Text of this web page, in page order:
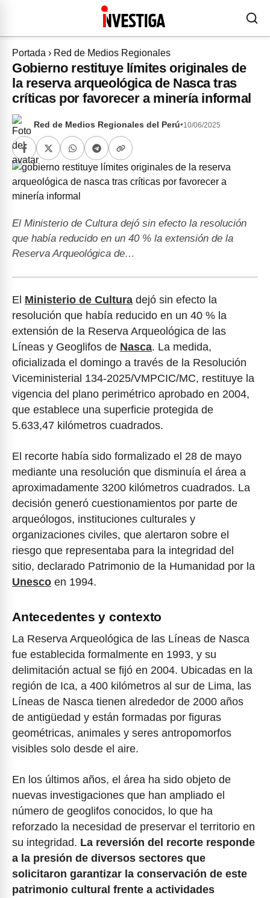
Portada › Red de Medios Regionales
Gobierno restituye límites originales de
la reserva arqueológica de Nasca tras
críticas por favorecer a minería informal
Red de Medios Regionales del Perú•10/06/2025
El Ministerio de Cultura dejó sin efecto la resolución
que había reducido en un 40 % la extensión de la
Reserva Arqueológica de…
El Ministerio de Cultura dejó sin efecto la
resolución que había reducido en un 40 % la
extensión de la Reserva Arqueológica de las
Líneas y Geoglifos de Nasca. La medida,
oficializada el domingo a través de la Resolución
Viceministerial 134-2025/VMPCIC/MC, restituye la
vigencia del plano perimétrico aprobado en 2004,
que establece una superficie protegida de
5.633,47 kilómetros cuadrados.
El recorte había sido formalizado el 28 de mayo
mediante una resolución que disminuía el área a
aproximadamente 3200 kilómetros cuadrados. La
decisión generó cuestionamientos por parte de
arqueólogos, instituciones culturales y
organizaciones civiles, que alertaron sobre el
riesgo que representaba para la integridad del
sitio, declarado Patrimonio de la Humanidad por la
Unesco en 1994.
Antecedentes y contexto
La Reserva Arqueológica de las Líneas de Nasca
fue establecida formalmente en 1993, y su
delimitación actual se fijó en 2004. Ubicadas en la
región de Ica, a 400 kilómetros al sur de Lima, las
Líneas de Nasca tienen alrededor de 2000 años
de antigüedad y están formadas por figuras
geométricas, animales y seres antropomorfos
visibles solo desde el aire.
En los últimos años, el área ha sido objeto de
nuevas investigaciones que han ampliado el
número de geoglifos conocidos, lo que ha
reforzado la necesidad de preservar el territorio en
su integridad. La reversión del recorte responde
a la presión de diversos sectores que
solicitaron garantizar la conservación de este
patrimonio cultural frente a actividades